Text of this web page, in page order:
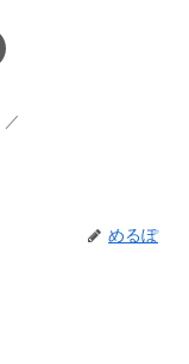
めるぽ